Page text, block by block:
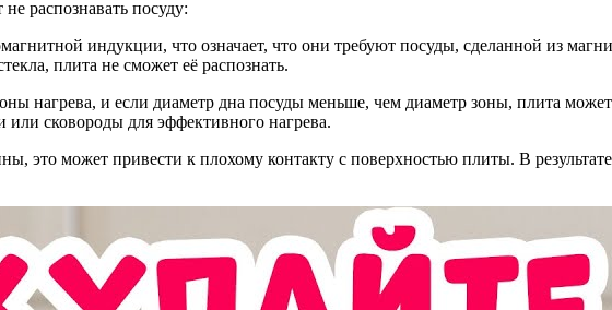
распознавать посуду:
индукции, что означает, что они требуют посуды, сделанной из
плита не сможет её распознать.
нагрева, и если диаметр дна посуды меньше, чем диаметр зоны, плита может
сковороды для эффективного нагрева.
это может привести к плохому контакту с поверхностью плиты. В